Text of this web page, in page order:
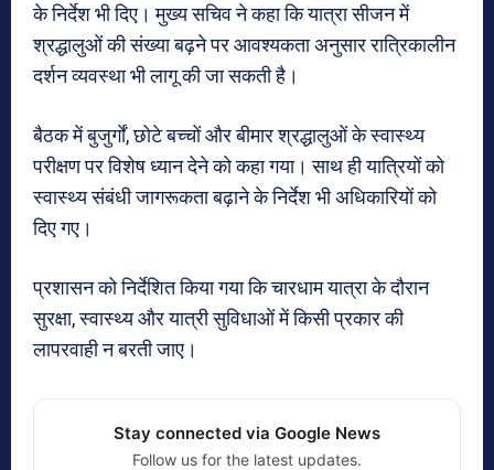
के निर्देश भी दिए। मुख्य सचिव ने कहा कि यात्रा सीजन में
श्रद्धालुओं की संख्या बढ़ने पर आवश्यकता अनुसार रात्रिकालीन
दर्शन व्यवस्था भी लागू की जा सकती है।
बैठक में बुजुर्गों, छोटे बच्चों और बीमार श्रद्धालुओं के स्वास्थ्य
परीक्षण पर विशेष ध्यान देने को कहा गया। साथ ही यात्रियों को
स्वास्थ्य संबंधी जागरूकता बढ़ाने के निर्देश भी अधिकारियों को
दिए गए।
प्रशासन को निर्देशित किया गया कि चारधाम यात्रा के दौरान
सुरक्षा, स्वास्थ्य और यात्री सुविधाओं में किसी प्रकार की
लापरवाही न बरती जाए।
Stay connected via Google News
Follow us for the latest updates.